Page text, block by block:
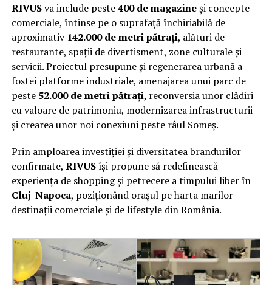
RIVUSva include peste400 de magazineși concepte
comerciale, întinse pe o suprafață închiriabilă de
aproximativ 142.000 de metri pătrați, alături de
restaurante, spații de divertisment, zone culturale și
servicii. Proiectul presupune și regenerarea urbană a
fostei platforme industriale, amenajarea unui parc de
peste 52.000 de metri pătrați, reconversia unor clădiri
cu valoare de patrimoniu, modernizarea infrastructurii
și crearea unor noi conexiuni peste râul Someș.
Prin amploarea investiției și diversitatea brandurilor
confirmate, RIVUSîși propune să redefinească
experiența de shopping și petrecere a timpului liber în
Cluj-Napoca, poziționând orașul pe harta marilor
destinații comerciale și de lifestyle din România.